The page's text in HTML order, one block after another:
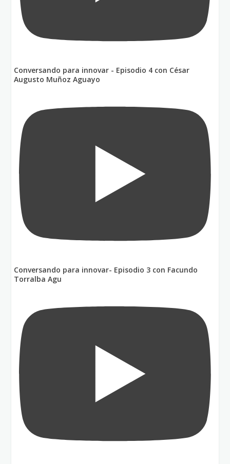
Conversando para innovar - Episodio 4 con César
Augusto Muñoz Aguayo
Conversando para innovar- Episodio 3 con Facundo
Torralba Agu